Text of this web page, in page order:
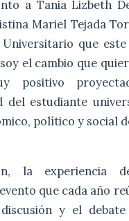
a Tania Lizbeth
Mariel Tejada
Universitario que
el cambio que
positivo
del estudiante
político y social
la experiencia
que cada año
y el